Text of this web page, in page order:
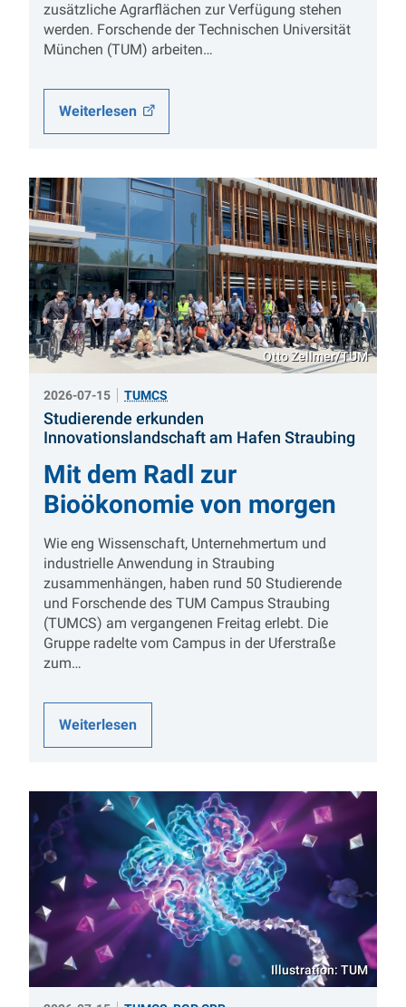
zusätzliche Agrarflächen zur Verfügung stehen
werden. Forschende der Technischen Universität
München (TUM) arbeiten…
Weiterlesen
Otto Zellmer/TUM
2026-07-15 TUMCS
Studierende erkunden
Innovationslandschaft am Hafen Straubing:
Mit dem Radl zur
Bioökonomie von morgen
Wie eng Wissenschaft, Unternehmertum und
industrielle Anwendung in Straubing
zusammenhängen, haben rund 50 Studierende
und Forschende des TUM Campus Straubing
(TUMCS) am vergangenen Freitag erlebt. Die
Gruppe radelte vom Campus in der Uferstraße
zum…
Weiterlesen
Illustration: TUM